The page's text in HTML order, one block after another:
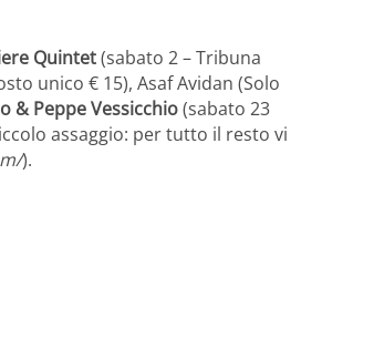
Quintet(sabato 2 – Tribuna
unico € 15), Asaf Avidan (Solo
& Peppe Vessicchio(sabato 23
assaggio: per tutto il resto vi
).